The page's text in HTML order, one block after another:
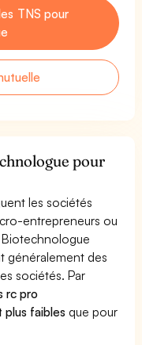
TNS pour
pour
les sociétés
entrepreneurs ou
généralement des
sociétés. Par
rc pro
faibles que pour